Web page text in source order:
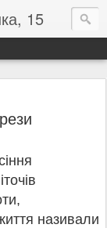
15
називали